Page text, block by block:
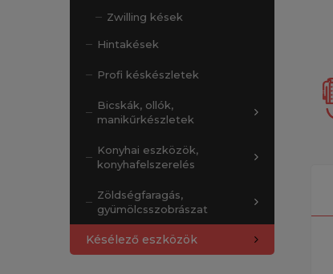
Zwilling kések
Hintakések
Profi késkészletek
Bicskák, ollók,
manikűrkészletek
Konyhai eszközök,
konyhafelszerelés
Zöldségfaragás,
gyümölcsszobrászat
Késélező eszközök